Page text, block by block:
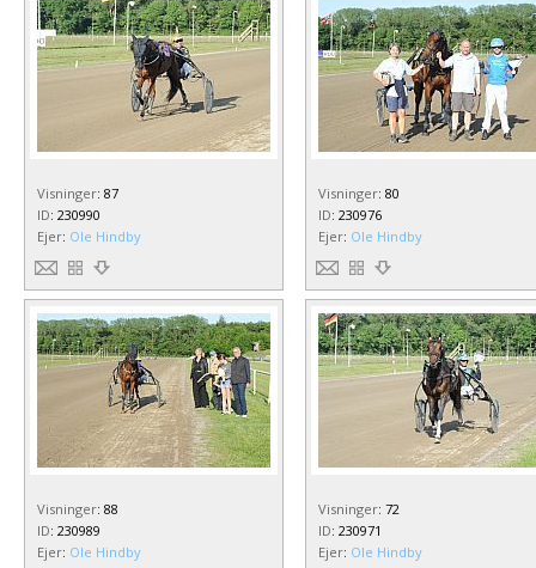
Visninger: 87
ID: 230990
Ejer: Ole Hindby
Visninger: 80
ID: 230976
Ejer: Ole Hindby
Visninger: 88
ID: 230989
Ejer: Ole Hindby
Visninger: 72
ID: 230971
Ejer: Ole Hindby